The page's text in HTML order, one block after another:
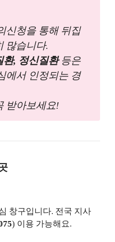
신청을 통해 뒤집
많습니다.
환, 정신질환등은
에서 인정되는 경
받아보세요!
창구입니다. 전국 지사
) 이용 가능해요.